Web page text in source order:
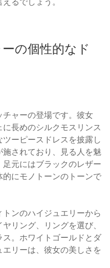
の個性的なド
ャーの登場です。彼女
長めのシルクモスリンス
ーピースドレスを披露し
されており、見る人を魅
元にはブラックのレザー
にモノトーンのトーンで
ンのハイジュエリーから
リング、リングを選び、
。ホワイトゴールドとダ
リーは、彼女の美しさを